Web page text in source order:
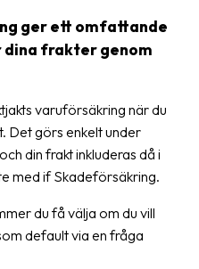
ger ett omfattande
dina frakter genom
varuförsäkring när du
Det görs enkelt under
din frakt inkluderas då i
med if Skadeförsäkring.
du få välja om du vill
default via en fråga